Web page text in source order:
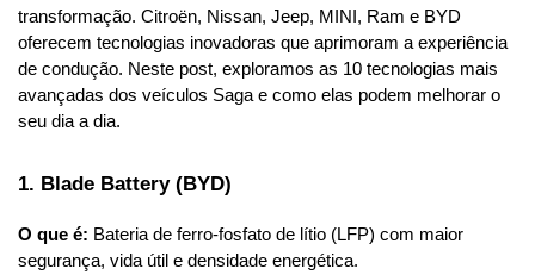
transformação. Citroën, Nissan, Jeep, MINI, Ram e BYD
oferecem tecnologias inovadoras que aprimoram a experiência
de condução. Neste post, exploramos as 10 tecnologias mais
avançadas dos veículos Saga e como elas podem melhorar o
seu dia a dia.
1. Blade Battery (BYD)
O que é: Bateria de ferro-fosfato de lítio (LFP) com maior
segurança, vida útil e densidade energética.